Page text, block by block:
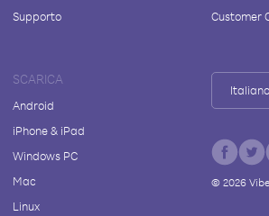
Supporto
Customer
SCARICA
Android
iPhone & iPad
Windows PC
Mac
Linux
Italiano
© 2026